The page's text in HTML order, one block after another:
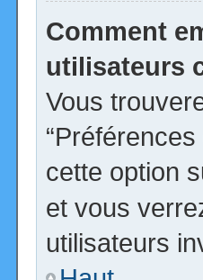
Comment
utilisateurs
Vous
cette option
et vous
utilisateurs